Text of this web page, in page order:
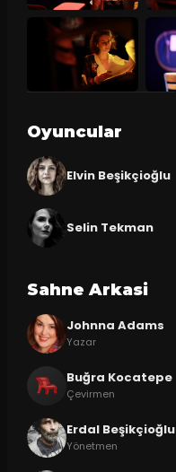
Oyuncular
Elvin Beşikçioğlu
Selin Tekman
Sahne Arkasi
Johnna Adams
Yazar
Buğra Kocatepe
Çevirmen
Erdal Beşikçioğlu
Yönetmen